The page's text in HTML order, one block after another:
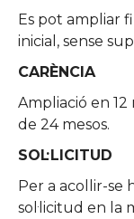
Es pot ampliar
inicial, sense
CARÈNCIA
Ampliació en
de 24 mesos.
SOL·LICITUD
Per a acollir-se
sol·licitud en la